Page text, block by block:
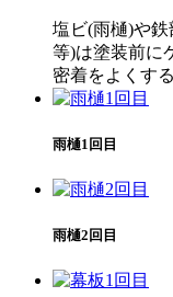
塩ビ(雨樋)や
等)は塗装前に
密着をよくす
雨樋1回目
雨樋2回目